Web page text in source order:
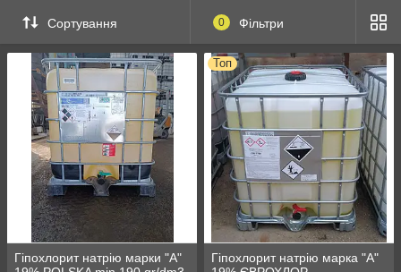
Розчин гіпохлориту натрію отримують заводським
способом - поглинанням хлору розчином їдкого натру. У
деяких галузях промисловості розчини гіпохлоритів є
відходами виробництв.
Хімічна формула: NaOCl
Відповідно до технічних умов розчин гіпохлориту натрію
випускають трьох марок: А, Б і В, що відрізняються
один від одного за змістом активного хлору, залишкової
лужності і зовнішнім виглядом.
Марки А і Б - прозорі зеленувато-жовті рідини
(допускається суспензія) з вмістом активного хлору від
17 до 19%.
Марка В - рідина від жовтого до коричневого кольору,
випускається I і II сортів, що містять 12 і 9,5% активного
Сортування 0 Фільтри
Гіпохлорит натрію марки "А"
Топ
Гіпохлорит натрію марка "А"